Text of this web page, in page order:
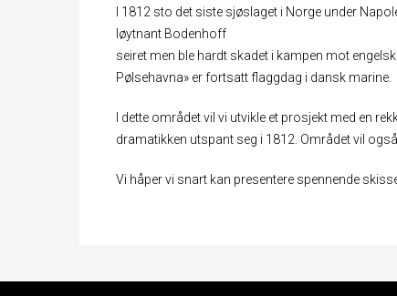
I 1812 sto det siste sjøslaget i Norge under
løytnant Bodenhoff
seiret men ble hardt skadet i kampen mot
Pølsehavna» er fortsatt flaggdag i dansk marine.
I dette området vil vi utvikle et prosjekt med en
dramatikken utspant seg i 1812. Området vil
Vi håper vi snart kan presentere spennende